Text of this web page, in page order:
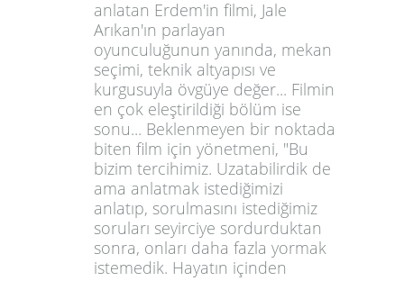
anlatan Erdem'in filmi, Jale
Arıkan'ın parlayan
oyunculuğunun yanında, mekan
seçimi, teknik altyapısı ve
kurgusuyla övgüye değer... Filmin
en çok eleştirildiği bölüm ise
sonu... Beklenmeyen bir noktada
biten film için yönetmeni, "Bu
bizim tercihimiz. Uzatabilirdik de
ama anlatmak istediğimizi
anlatıp, sorulmasını istediğimiz
soruları seyirciye sordurduktan
sonra, onları daha fazla yormak
istemedik. Hayatın içinden